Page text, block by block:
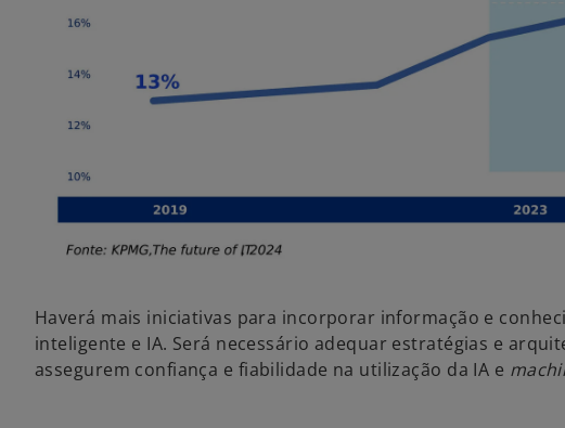
Haverá mais iniciativas para incorporar informação e
inteligente e IA. Será necessário adequar estratégias e
assegurem confiança e fiabilidade na utilização da IA e